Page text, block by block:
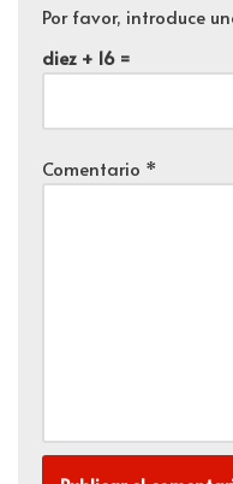
Por favor, introduce
diez + 16 =
Comentario *